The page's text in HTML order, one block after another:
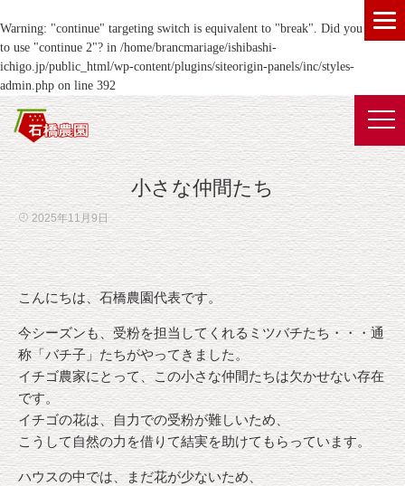
Warning: "continue" targeting switch is equivalent to "break". Did you mean
to use "continue 2"? in /home/brancmariage/ishibashi-
ichigo.jp/public_html/wp-content/plugins/siteorigin-panels/inc/styles-
admin.php on line 392
小さな仲間たち
2025年11月9日
こんにちは、石橋農園代表です。
今シーズンも、受粉を担当してくれるミツバチたち・・・通
称「バチ子」たちがやってきました。
イチゴ農家にとって、この小さな仲間たちは欠かせない存在
です。
イチゴの花は、自力での受粉が難しいため、
こうして自然の力を借りて結実を助けてもらっています。
ハウスの中では、まだ花が少ないため、